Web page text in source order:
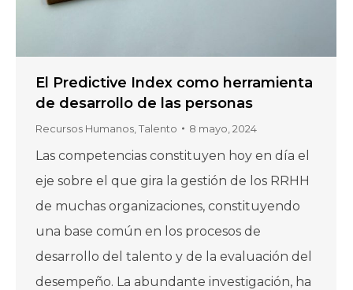
El Predictive Index como herramienta
de desarrollo de las personas
Recursos Humanos Talento 8 mayo, 2024
Las competencias constituyen hoy en día el
eje sobre el que gira la gestión de los RRHH
de muchas organizaciones, constituyendo
una base común en los procesos de
desarrollo del talento y de la evaluación del
desempeño. La abundante investigación, ha